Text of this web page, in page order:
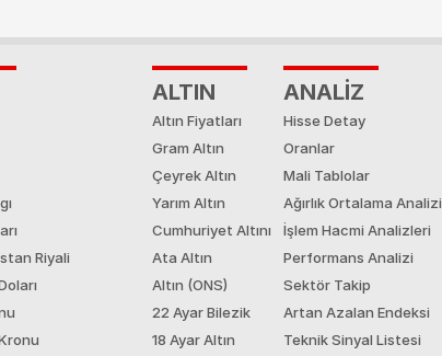
Riyali
ALTIN
Altın Fiyatları
Gram Altın
Çeyrek Altın
Yarım Altın
Cumhuriyet Altını
Ata Altın
Altın (ONS)
22 Ayar Bilezik
18 Ayar Altın
ANALİZ
Hisse Detay
Oranlar
Mali Tablolar
Ağırlık Ortalama Analizi
İşlem Hacmi Analizleri
Performans Analizi
Sektör Takip
Artan Azalan Endeksi
Teknik Sinyal Listesi